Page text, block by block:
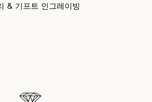
& 기프트 인그레이빙